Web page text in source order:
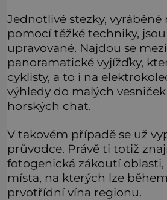
Jednotlivé stezky, vyráběné
pomocí těžké techniky,
upravované. Najdou se
panoramatické vyjížďky,
cyklisty, a to i na
výhledy do malých
horských chat.
V takovém případě se už
průvodce. Právě ti totiž
fotogenická zákoutí oblasti,
místa, na kterých lze
prvotřídní vína regionu.